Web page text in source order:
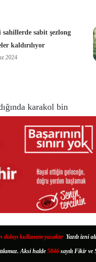
sahillerde sabit şezlong
kaldırılıyor
2024
karakol bin
kullanımı yasaktır. Yazılı izni
Aksi halde 5846 sayılı Fikir